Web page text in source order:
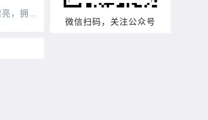
微信扫码，关注公众号